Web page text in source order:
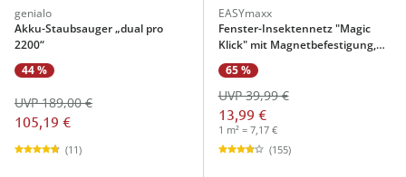
genialo
Akku-Staubsauger „dual pro
2200“
44 %
105,19 €
UVP 189,00 €
(11)
EASYmaxx
Fenster-Insektennetz "Magic
Klick" mit Magnetbefestigung,
150x130 cm, zuschneidbar
65 %
13,99 €
UVP 39,99 €
1 m² = 7,17 €
(155)